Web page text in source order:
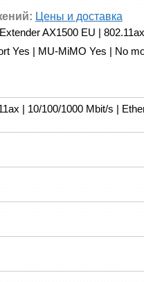
Цены и доставка
AX1500 EU |
Yes | MU-MiMO Yes | No
| 10/100/1000 Mbit/s |